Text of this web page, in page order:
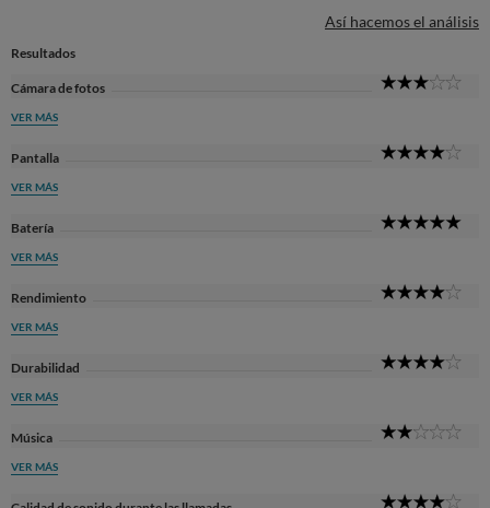
Así hacemos el análisis
Resultados
Cámara de fotos
VER MÁS
Pantalla
VER MÁS
Batería
VER MÁS
Rendimiento
VER MÁS
Durabilidad
VER MÁS
Música
VER MÁS